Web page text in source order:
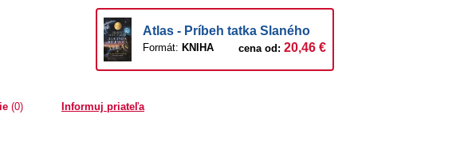
Atlas - Príbeh tatka Slaného
Formát: KNIHA cena od: 20,46 €
(0) Informuj priateľa